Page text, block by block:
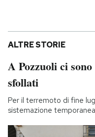
ALTRE STORIE
A Pozzuoli ci
sfollati
Per il terremoto di fine
sistemazione